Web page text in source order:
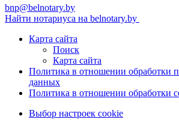
bnp@belnotary.by
Найти нотариуса на belnotary.by
Карта сайта
Поиск
Карта сайта
Политика в отношении обработки
данных
Политика в отношении обработки
Выбор настроек cookie